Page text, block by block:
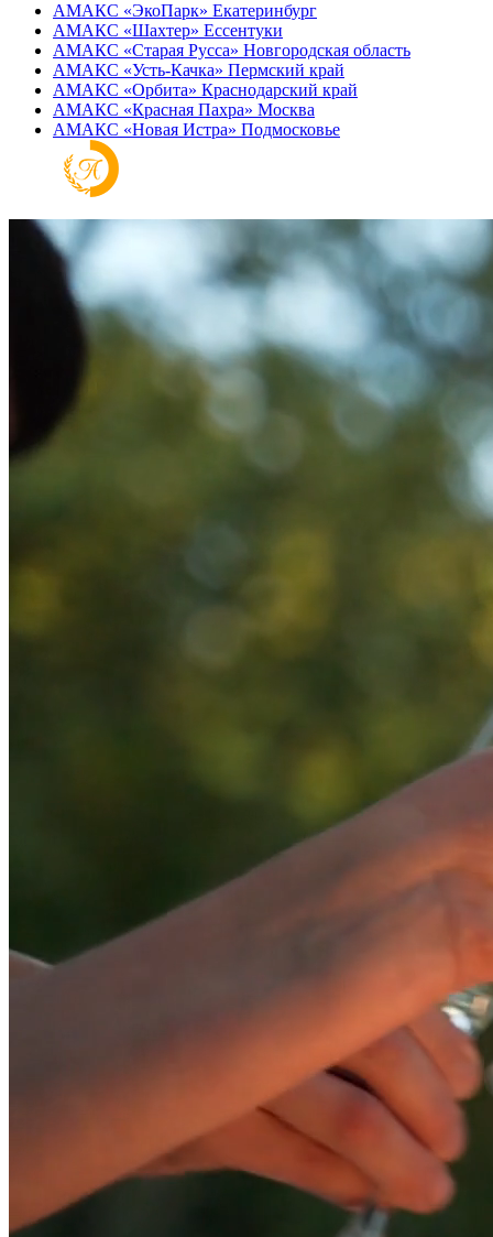
АМАКС «ЭкоПарк» Екатеринбург
АМАКС «‎Шахтер» Ессентуки
АМАКС «‎Старая Русса» Новгородская область
АМАКС «‎Усть-Качка» Пермский край
АМАКС «‎Орбита» Краснодарский край
АМАКС «‎Красная Пахра» Москва
АМАКС «‎Новая Истра» Подмосковье